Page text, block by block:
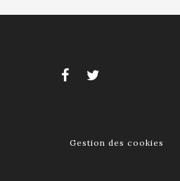
Gestion des cookies